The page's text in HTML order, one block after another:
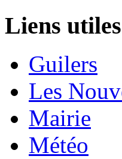
Liens utiles
Guilers
Les
Mairie
Météo